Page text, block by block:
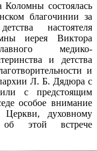
Коломны состоялась
благочинии за
настоятеля
иерея Виктора
медико-
и детства
и
Л. Б. Дядюра с
с предстоящим
особое внимание
духовному
этой встрече